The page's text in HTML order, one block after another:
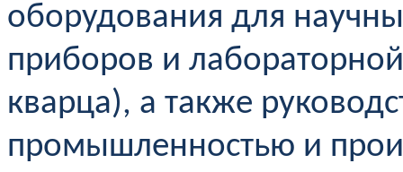
оборудования для
приборов и
кварца), а также
промышленностью и